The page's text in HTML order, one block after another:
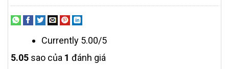
Currently 5.00/5
5.05 sao của 1 đánh giá